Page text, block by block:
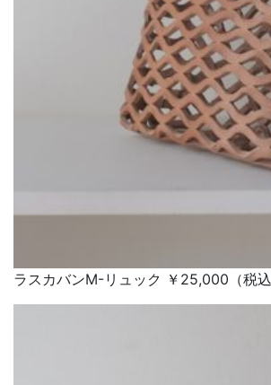
ラスカバンM-リュック ￥25,000（税込